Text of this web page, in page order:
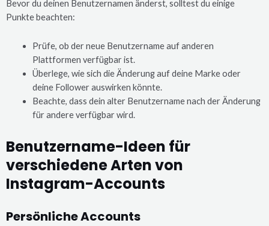
Bevor du deinen Benutzernamen änderst, solltest du einige
Punkte beachten:
Prüfe, ob der neue Benutzername auf anderen
Plattformen verfügbar ist.
Überlege, wie sich die Änderung auf deine Marke oder
deine Follower auswirken könnte.
Beachte, dass dein alter Benutzername nach der Änderung
für andere verfügbar wird.
Benutzername-Ideen für
verschiedene Arten von
Instagram-Accounts
Persönliche Accounts